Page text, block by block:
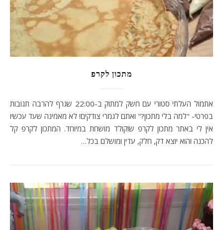
מתכון לקרפ
אתמול העלתי סטורי עם חשק למתוק ב-22:00 שגרף להרבה תגובות
בפרטי- "למה בלי מתכון?" ואתם לגמרי צודקים! לא מאמינה שעד עכשיו
אין לי באתר מתכון לקרפ שוקולד מושחת במיוחד. המתכון לקרפ קל
להכנה והוא יוצא דק, חלק, עדין ומושלם בכל…